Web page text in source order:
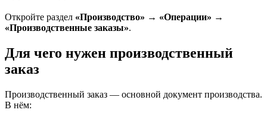
Откройте раздел «Производство» → «Операции» →
«Производственные заказы».
Для чего нужен производственный
заказ
Производственный заказ — основной документ производства.
В нём: